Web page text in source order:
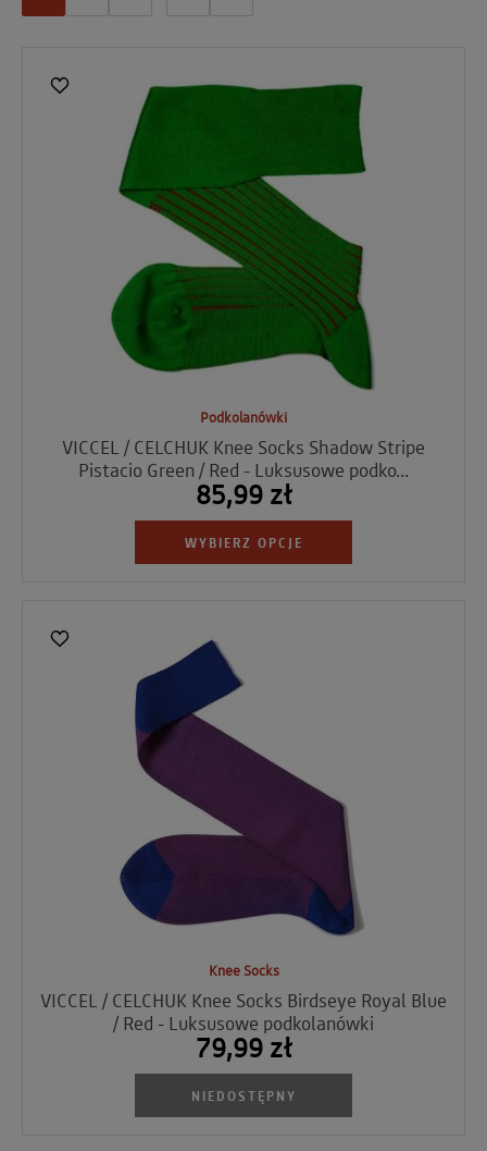
Podkolanówki
VICCEL / CELCHUK Knee Socks Shadow Stripe
Pistacio Green / Red - Luksusowe podko...
85,99 zł
WYBIERZ OPCJE
Knee Socks
VICCEL / CELCHUK Knee Socks Birdseye Royal Blue
/ Red - Luksusowe podkolanówki
79,99 zł
NIEDOSTĘPNY